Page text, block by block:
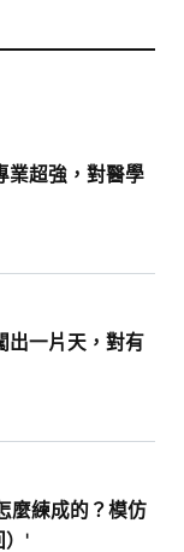
業超強，對醫學
出一片天，對有
麼練成的？模仿
）'